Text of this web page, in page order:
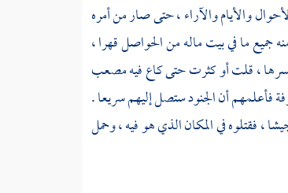
والأيام والآراء ، حتى صار من أمره
جميع ما في بيت ماله من الحواصل قهرا ،
، قلت أو كثرت حتى كاع فيهمصعب
فأعلمهم أن الجنود ستصل إليهم سريعا .
، فقتلوه في المكان الذي هو فيه ، وحمل